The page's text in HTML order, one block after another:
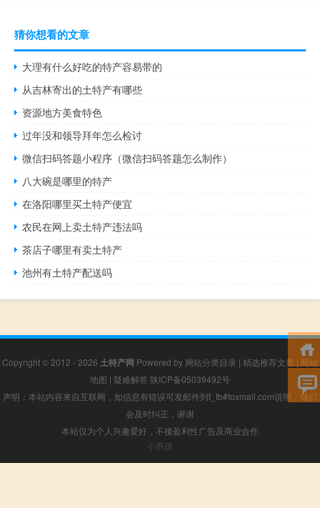
猜你想看的文章
大理有什么好吃的特产容易带的
从吉林寄出的土特产有哪些
资源地方美食特色
过年没和领导拜年怎么检讨
微信扫码答题小程序（微信扫码答题怎么制作）
八大碗是哪里的特产
在洛阳哪里买土特产便宜
农民在网上卖土特产违法吗
茶店子哪里有卖土特产
池州有土特产配送吗
Copyright © 2012 - 2026 土特产网 Powered by 网站分类目录 | 精选推荐文章 | 网站
地图 | 疑难解答 陕ICP备05039492号
声明：本站内容来自互联网，如信息有错误可发邮件到f_fb#foxmail.com说明，我们
会及时纠正，谢谢
本站仅为个人兴趣爱好，不接盈利性广告及商业合作
小男孩